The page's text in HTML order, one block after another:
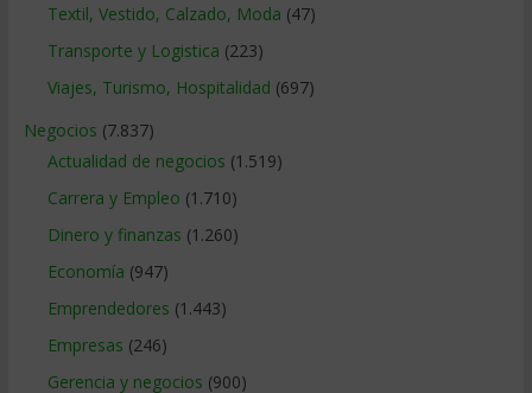
Textil, Vestido, Calzado, Moda (47)
Transporte y Logistica (223)
Viajes, Turismo, Hospitalidad (697)
Negocios (7.837)
Actualidad de negocios (1.519)
Carrera y Empleo (1.710)
Dinero y finanzas (1.260)
Economía (947)
Emprendedores (1.443)
Empresas (246)
Gerencia y negocios (900)